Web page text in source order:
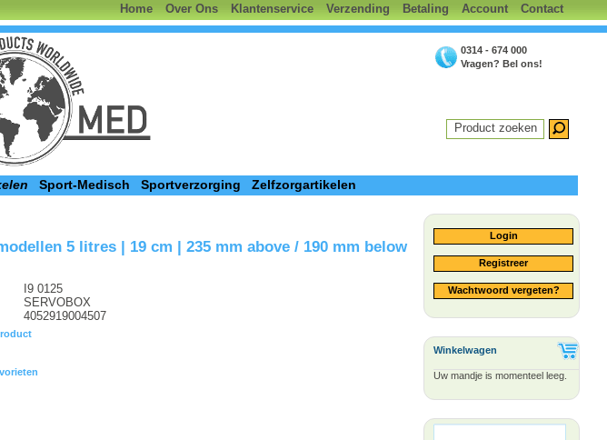
Home Over Ons Klantenservice Verzending Betaling Account Contact
0314 - 674 000
Vragen? Bel ons!
Product zoeken
Sport-Medisch Sportverzorging Zelfzorgartikelen
Login
Registreer
Wachtwoord vergeten?
Winkelwagen
Uw mandje is momenteel leeg.
5 litres | 19 cm | 235 mm above / 190 mm below
I9 0125
SERVOBOX
4052919004507